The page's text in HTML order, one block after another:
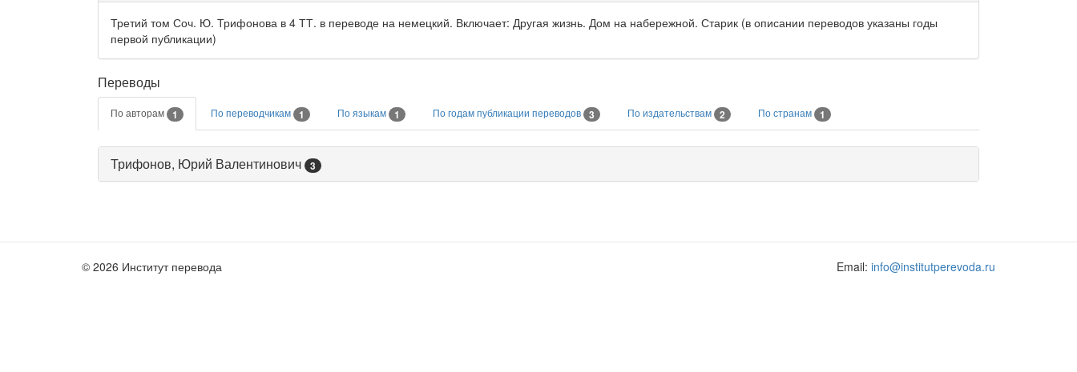
Третий том Соч. Ю. Трифонова в 4 ТТ. в переводе на немецкий. Включает: Другая жизнь. Дом на набережной. Старик (в описании переводов указаны годы
первой публикации)
Переводы
По авторам 1 По переводчикам 1 По языкам 1 По годам публикации переводов 3 По издательствам 2 По странам 1
Трифонов, Юрий Валентинович 3
© 2026 Институт перевода Email: info@institutperevoda.ru